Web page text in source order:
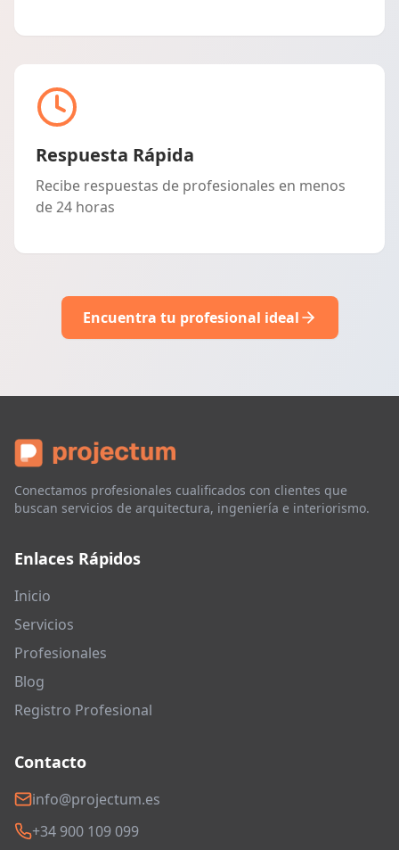
Respuesta Rápida
Recibe respuestas de profesionales en menos
de 24 horas
Encuentra tu profesional ideal
Conectamos profesionales cualificados con clientes que
buscan servicios de arquitectura, ingeniería e interiorismo.
Enlaces Rápidos
Inicio
Servicios
Profesionales
Blog
Registro Profesional
Contacto
info@projectum.es
+34 900 109 099